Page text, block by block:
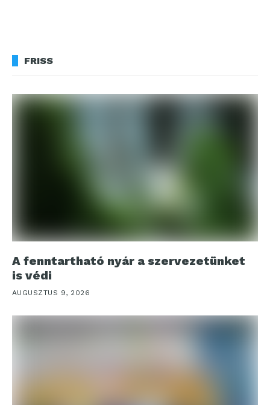
FRISS
A fenntartható nyár a szervezetünket
is védi
AUGUSZTUS 9, 2026